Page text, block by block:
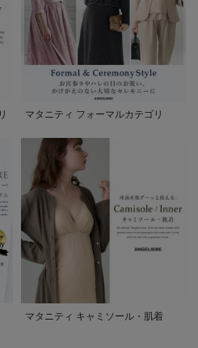
マタニティ フォーマルカテゴリ
マタニティ キャミソール・肌着